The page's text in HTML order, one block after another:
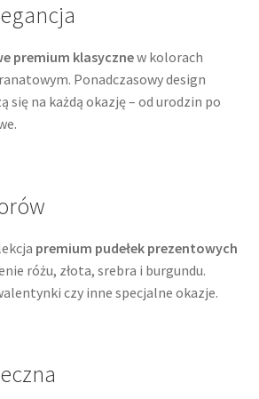
premium klasycznew kolorach
Ponadczasowy design
się na każdą okazję – od urodzin po
premium pudełek prezentowych
różu, złota, srebra i burgundu.
czy inne specjalne okazje.